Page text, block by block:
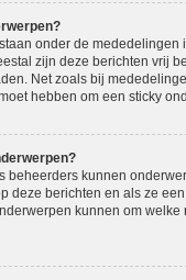
onder de mededelingen
zijn deze berichten vrij
Net zoals bij
hebben om een sticky
beheerders kunnen
deze berichten en als ze
kunnen om welke